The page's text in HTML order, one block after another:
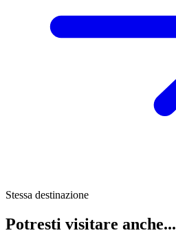
Stessa destinazione
Potresti visitare anche...